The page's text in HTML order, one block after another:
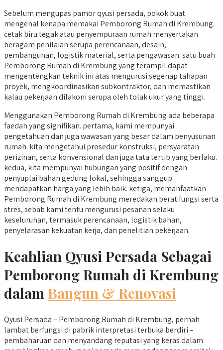
Sebelum mengupas pamor qyusi persada, pokok buat
mengenal kenapa memakai Pemborong Rumah di Krembung.
cetak biru tegak atau penyempuraan rumah menyertakan
beragam penilaian serupa perencanaan, desain,
pembangunan, logistik material, serta pengawasan. satu buah
Pemborong Rumah di Krembung yang terampil dapat
mengentengkan teknik ini atas mengurusi segenap tahapan
proyek, mengkoordinasikan subkontraktor, dan memastikan
kalau pekerjaan dilakoni serupa oleh tolak ukur yang tinggi.
Menggunakan Pemborong Rumah di Krembung ada beberapa
faedah yang signifikan. pertama, kami mempunyai
pengetahuan dan juga wawasan yang besar dalam penyusunan
rumah. kita mengetahui prosedur konstruksi, persyaratan
perizinan, serta konvensional dan juga tata tertib yang berlaku.
kedua, kita mempunyai hubungan yang positif dengan
penyuplai bahan gedung lokal, sehingga sanggup
mendapatkan harga yang lebih baik. ketiga, memanfaatkan
Pemborong Rumah di Krembung meredakan berat fungsi serta
stres, sebab kami tentu mengurusi pesanan selaku
keseluruhan, termasuk perencanaan, logistik bahan,
penyelarasan kekuatan kerja, dan penelitian pekerjaan.
Keahlian Qyusi Persada Sebagai
Pemborong Rumah di Krembung
dalam Bangun & Renovasi
Qyusi Persada – Pemborong Rumah di Krembung, pernah
lambat berfungsi di pabrik interpretasi terbuka berdiri –
pembaharuan dan menyandang reputasi yang keras dalam